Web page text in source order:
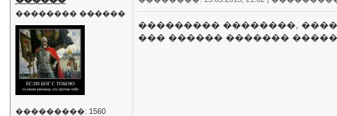
�������� ������
���������: 1560
��������� ��������,
��� ������ �������